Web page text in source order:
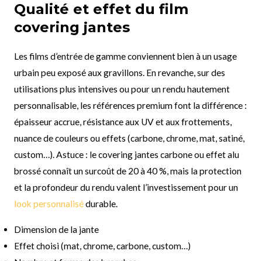
Qualité et effet du film
covering jantes
Les films d’entrée de gamme conviennent bien à un usage
urbain peu exposé aux gravillons. En revanche, sur des
utilisations plus intensives ou pour un rendu hautement
personnalisable, les références premium font la différence :
épaisseur accrue, résistance aux UV et aux frottements,
nuance de couleurs ou effets (carbone, chrome, mat, satiné,
custom…). Astuce : le covering jantes carbone ou effet alu
brossé connaît un surcoût de 20 à 40 %, mais la protection
et la profondeur du rendu valent l’investissement pour un
look personnalisédurable.
Dimension de la jante
Effet choisi (mat, chrome, carbone, custom…)